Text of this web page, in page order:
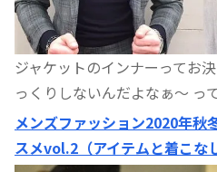
ジャケットのインナーってお
っくりしないんだよなぁ〜 っ
メンズファッション2020年秋
スメvol.2（アイテムと着こなし